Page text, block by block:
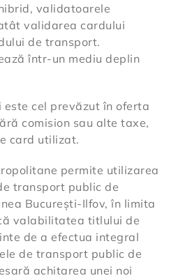
validatoarele
validarea cardului
de transport.
într-un mediu deplin
cel prevăzut în oferta
comision sau alte taxe,
card utilizat.
permite utilizarea
transport public de
București-Ilfov, în limita
valabilitatea titlului de
de a efectua integral
de transport public de
achitarea unei noi